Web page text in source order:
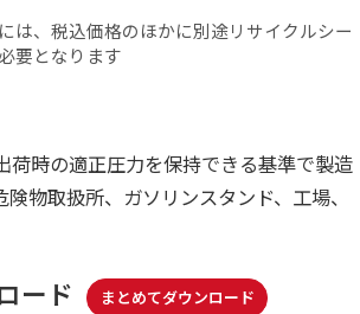
は、税込価格のほかに別途リサイクルシー
要となります
荷時の適正圧力を保持できる基準で製造
物取扱所、ガソリンスタンド、工場、
ード まとめてダウンロード